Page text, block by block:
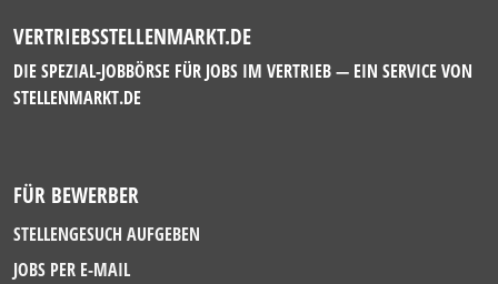
VERTRIEBSSTELLENMARKT.DE
DIE SPEZIAL-JOBBÖRSE FÜR JOBS IM VERTRIEB — EIN SERVICE VON
STELLENMARKT.DE
FÜR BEWERBER
STELLENGESUCH AUFGEBEN
JOBS PER E-MAIL